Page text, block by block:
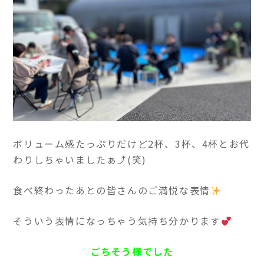
ボリューム感たっぷりだけど2杯、3杯、4杯とお代
わりしちゃいましたぁ⤴(笑)
食べ終わったあとの皆さんのご満悦な表情
そういう表情になっちゃう気持ち分かります
ごちそう様でした